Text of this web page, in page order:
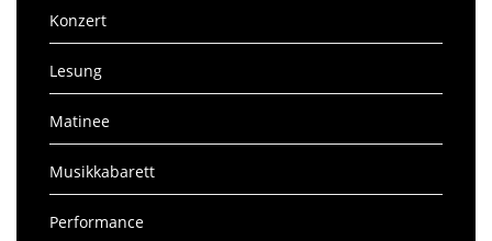
Konzert
Lesung
Matinee
Musikkabarett
Performance